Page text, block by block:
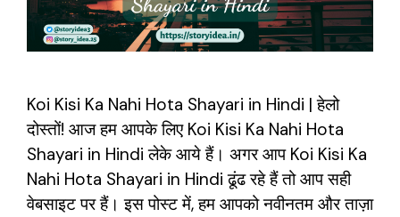
Koi Kisi Ka Nahi Hota Shayari in Hindi | हेलो
दोस्तों! आज हम आपके लिए Koi Kisi Ka Nahi Hota
Shayari in Hindi लेके आये हैं। अगर आप Koi Kisi Ka
Nahi Hota Shayari in Hindi ढूंढ रहे हैं तो आप सही
वेबसाइट पर हैं। इस पोस्ट में, हम आपको नवीनतम और ताज़ा